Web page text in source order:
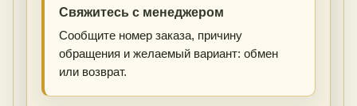
Свяжитесь с менеджером
Сообщите номер заказа, причину
обращения и желаемый вариант: обмен
или возврат.